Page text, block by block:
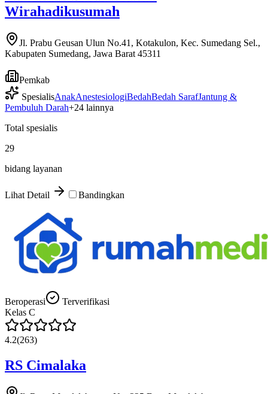
Wirahadikusumah
Jl. Prabu Geusan Ulun No.41, Kotakulon, Kec. Sumedang Sel.,
Kabupaten Sumedang, Jawa Barat 45311
Pemkab
SpesialisAnakAnestesiologiBedahBedah SarafJantung &
Pembuluh Darah+24 lainnya
Total spesialis
29
bidang layanan
Lihat Detail Bandingkan
Beroperasi
Terverifikasi
Kelas C
4.2(263)
RS Cimalaka